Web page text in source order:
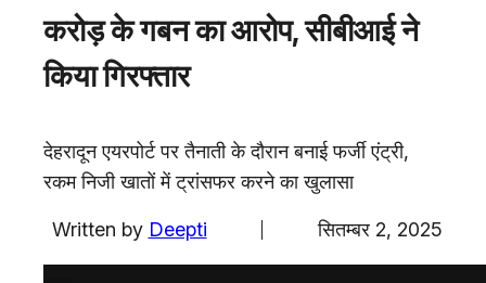
राज्य
आस्था
करियर
अंतरराष्ट्रीय
राशिफल
करोड़ के गबन का आरोप, सीबीआई ने
किया गिरफ्तार
देहरादून एयरपोर्ट पर तैनाती के दौरान बनाई फर्जी एंट्री,
रकम निजी खातों में ट्रांसफर करने का खुलासा
Written by Deepti सितम्बर 2, 2025